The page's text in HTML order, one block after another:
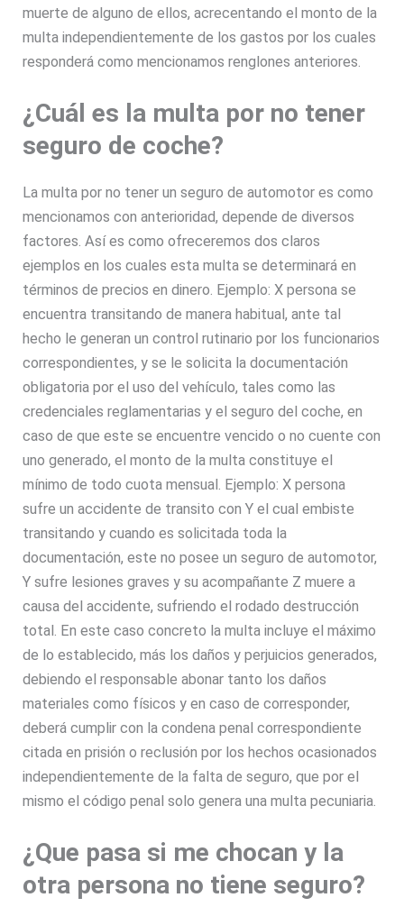
muerte de alguno de ellos, acrecentando el monto de la
multa independientemente de los gastos por los cuales
responderá como mencionamos renglones anteriores.
¿Cuál es la multa por no tener
seguro de coche?
La multa por no tener un seguro de automotor es como
mencionamos con anterioridad, depende de diversos
factores. Así es como ofreceremos dos claros
ejemplos en los cuales esta multa se determinará en
términos de precios en dinero. Ejemplo: X persona se
encuentra transitando de manera habitual, ante tal
hecho le generan un control rutinario por los funcionarios
correspondientes, y se le solicita la documentación
obligatoria por el uso del vehículo, tales como las
credenciales reglamentarias y el seguro del coche, en
caso de que este se encuentre vencido o no cuente con
uno generado, el monto de la multa constituye el
mínimo de todo cuota mensual. Ejemplo: X persona
sufre un accidente de transito con Y el cual embiste
transitando y cuando es solicitada toda la
documentación, este no posee un seguro de automotor,
Y sufre lesiones graves y su acompañante Z muere a
causa del accidente, sufriendo el rodado destrucción
total. En este caso concreto la multa incluye el máximo
de lo establecido, más los daños y perjuicios generados,
debiendo el responsable abonar tanto los daños
materiales como físicos y en caso de corresponder,
deberá cumplir con la condena penal correspondiente
citada en prisión o reclusión por los hechos ocasionados
independientemente de la falta de seguro, que por el
mismo el código penal solo genera una multa pecuniaria.
¿Que pasa si me chocan y la
otra persona no tiene seguro?